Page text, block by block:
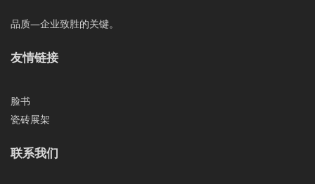
品质—企业致胜的关键。
友情链接
脸书
瓷砖展架
联系我们